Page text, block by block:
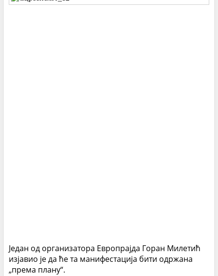
Један од организатора Европрајда Горан Милетић
изјавио је да ће та манифестација бити одржана
„према плану“.